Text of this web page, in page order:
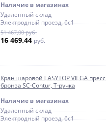
Наличие в магазинах
Удаленный склад
Электродный проезд, 6с1
51 467,00 руб.
16 469,44 руб.
Кран шаровой EASYTOP VIEGA
бронза SC-Contur, Т-ручка
Наличие в магазинах
Удаленный склад
Электродный проезд, 6с1